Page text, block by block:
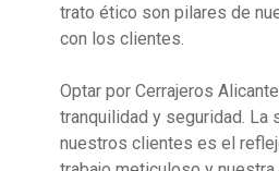
trato ético son pilares de
con los clientes.
Optar por Cerrajeros
tranquilidad y seguridad. La
nuestros clientes es el